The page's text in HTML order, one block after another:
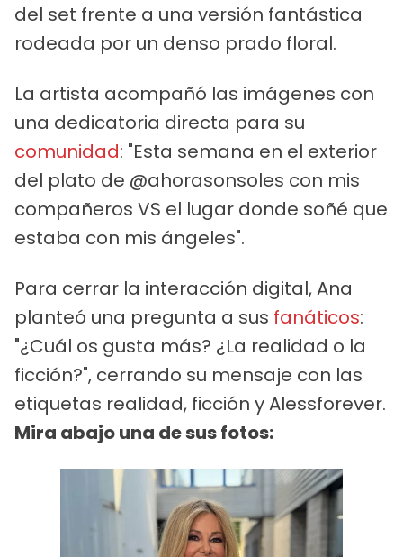
del set frente a una versión fantástica
rodeada por un denso prado floral.
La artista acompañó las imágenes con
una dedicatoria directa para su
comunidad: "Esta semana en el exterior
del plato de @ahorasonsoles con mis
compañeros VS el lugar donde soñé que
estaba con mis ángeles".
Para cerrar la interacción digital, Ana
planteó una pregunta a sus fanáticos:
"¿Cuál os gusta más? ¿La realidad o la
ficción?", cerrando su mensaje con las
etiquetas realidad, ficción y Alessforever.
Mira abajo una de sus fotos: